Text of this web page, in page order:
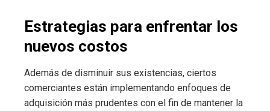
Estrategias para enfrentar los
nuevos costos
Además de disminuir sus existencias, ciertos
comerciantes están implementando enfoques de
adquisición más prudentes con el fin de mantener la